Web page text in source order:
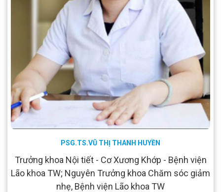
PSG.TS.VŨ THỊ THANH HUYỀN
Trưởng khoa Nội tiết - Cơ Xương Khớp - Bệnh viện
Lão khoa TW; Nguyên Trưởng khoa Chăm sóc giảm
nhẹ, Bệnh viện Lão khoa TW